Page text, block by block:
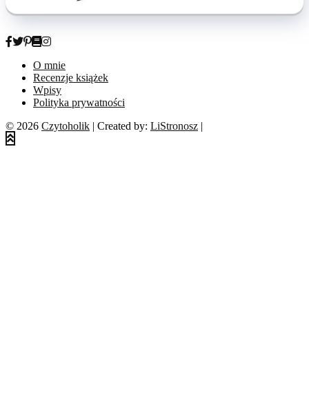
O mnie
Recenzje książek
Wpisy
Polityka prywatności
© 2026 Czytoholik | Created by: LiStronosz |